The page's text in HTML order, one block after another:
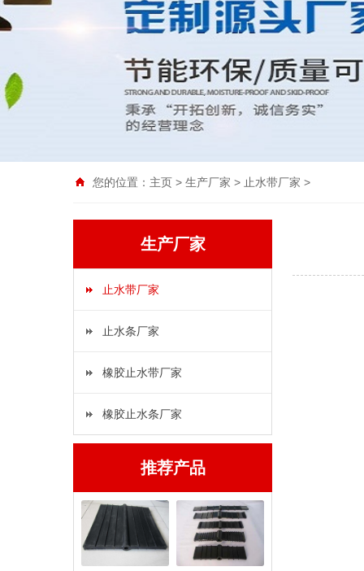
您的位置： 主页 > 生产厂家 > 止水带厂家 >
生产厂家
止水带厂家
止水条厂家
橡胶止水带厂家
橡胶止水条厂家
推荐产品